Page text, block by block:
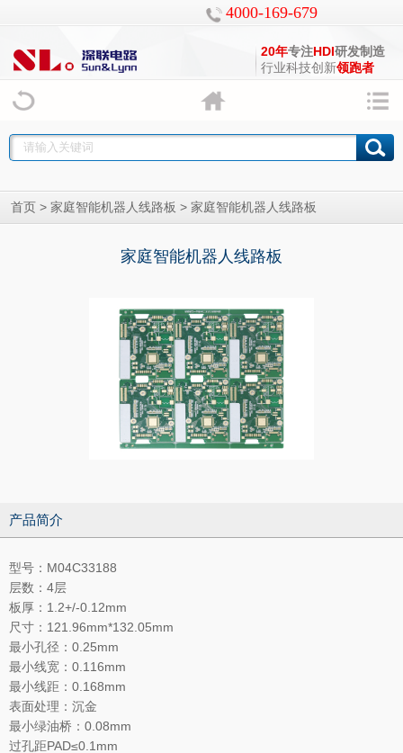
4000-169-679
20年专注HDI研发制造
行业科技创新领跑者
首页 > 家庭智能机器人线路板 > 家庭智能机器人线路板
家庭智能机器人线路板
产品简介
型号：M04C33188
层数：4层
板厚：1.2+/-0.12mm
尺寸：121.96mm*132.05mm
最小孔径：0.25mm
最小线宽：0.116mm
最小线距：0.168mm
表面处理：沉金
最小绿油桥：0.08mm
过孔距PAD≤0.1mm